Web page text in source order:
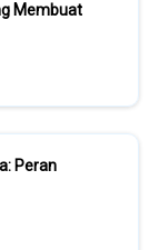
Membuat
Peran